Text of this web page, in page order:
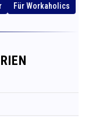
Für Workaholics